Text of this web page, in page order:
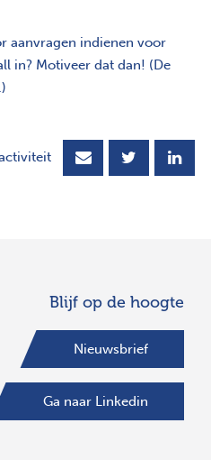
aanvragen indienen voor
in? Motiveer dat dan! (De
Blijf op de hoogte
Nieuwsbrief
Ga naar Linkedin